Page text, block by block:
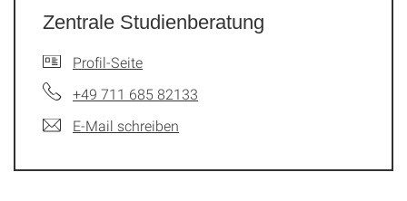
Zentrale Studienberatung
Profil-Seite
+49 711 685 82133
E-Mail schreiben